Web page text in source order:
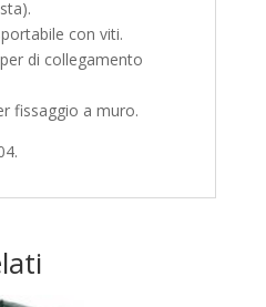
con viti.
di collegamento
fissaggio a muro.